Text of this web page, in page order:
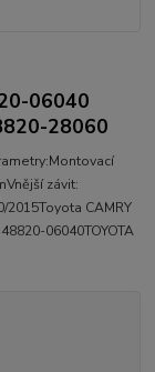
06040
28060
závit:
CAMRY
06040TOYOTA